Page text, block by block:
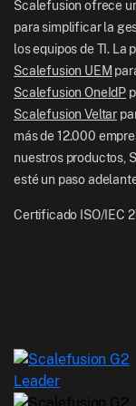
Blog
Sala de redacción
Careers
NZ: +64-9-888-4315
India: +91-63694-
Scalefusion ofrece
para simplificar la
los equipos de TI. La
Scalefusion UEM
Scalefusion OneIdP
Scalefusion Veltar
más de 12.000
nuestros productos,
esté un paso
Certificado ISO/IEC